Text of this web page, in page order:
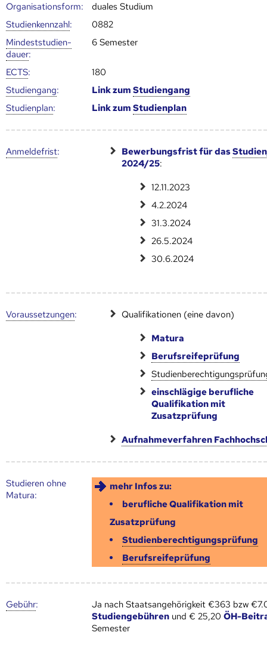
Organisationsform:
duales Studium
Studien­kenn­zahl:
0882
Mindest­studien­
dauer:
6 Semester
ECTS:
180
Studien­gang: Link zumStudien­gang
Studien­plan: Link zumStudien­plan
Anmelde­frist: Bewerbungsfrist für das
2024/25:
12.11.2023
4.2.2024
31.3.2024
26.5.2024
30.6.2024
Voraus­setzungen: Qualifikationen (eine davon)
Matura
Berufsreifeprüfung
einschlägige berufliche
Qualifikation mit
Zusatzprüfung
Aufnahmeverfahren
Studieren ohne
Matura:
mehr Infos zu:
berufliche Qualifikation mit
Zusatzprüfung
Studienberechtigungsprüfung
Berufsreifeprüfung
Gebühr:
Ja nach Staatsangehörigkeit €363 bzw
Studiengebühren und € 25,20ÖH-
Semester